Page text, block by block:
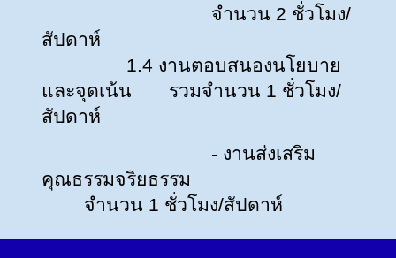
จำนวน 2 ชั่วโมง/
สัปดาห์
1.4 งานตอบสนองนโยบาย
และจุดเน้น
รวมจำนวน 1 ชั่วโมง/
สัปดาห์
- งานส่งเสริม
คุณธรรมจริยธรรม
จำนวน 1 ชั่วโมง/สัปดาห์